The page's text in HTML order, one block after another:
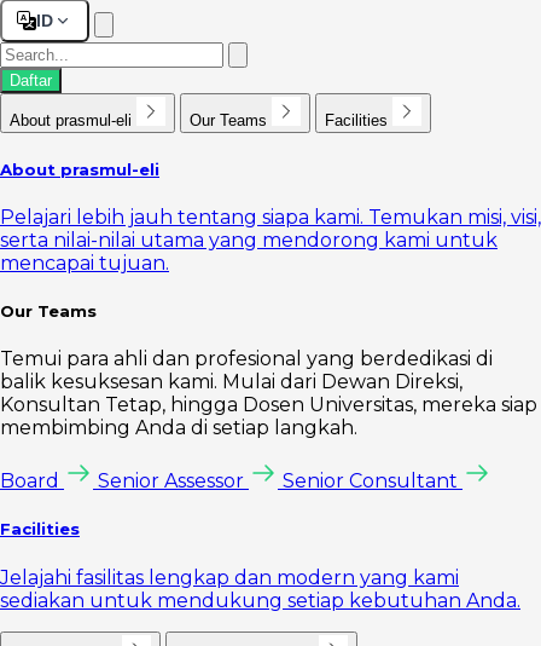
ID
Daftar
About prasmul-eli Our Teams Facilities
About prasmul-eli
Pelajari lebih jauh tentang siapa kami. Temukan misi, visi,
serta nilai-nilai utama yang mendorong kami untuk
mencapai tujuan.
Our Teams
Temui para ahli dan profesional yang berdedikasi di
balik kesuksesan kami. Mulai dari Dewan Direksi,
Konsultan Tetap, hingga Dosen Universitas, mereka siap
membimbing Anda di setiap langkah.
Board Senior Assessor Senior Consultant
Facilities
Jelajahi fasilitas lengkap dan modern yang kami
sediakan untuk mendukung setiap kebutuhan Anda.